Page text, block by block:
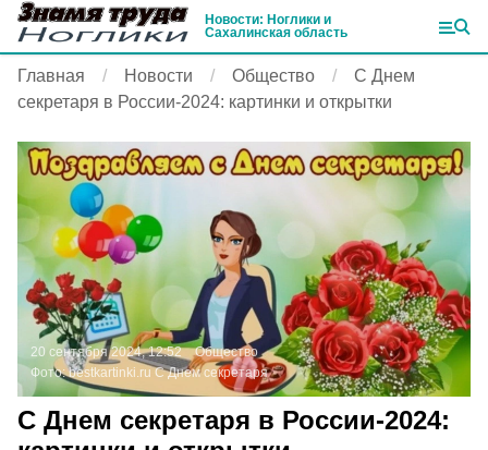
Новости: Ноглики и
Сахалинская область
Главная Новости Общество
С Днем
секретаря в России-2024: картинки и открытки
20 сентября 2024, 12:52
Общество
Фото:bestkartinki.ru С Днем секретаря
С Днем секретаря в России-2024: